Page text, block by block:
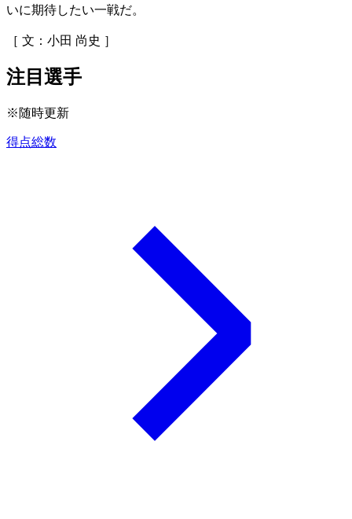
いに期待したい一戦だ。
［ 文：小田 尚史 ］
注目選手
※随時更新
得点総数